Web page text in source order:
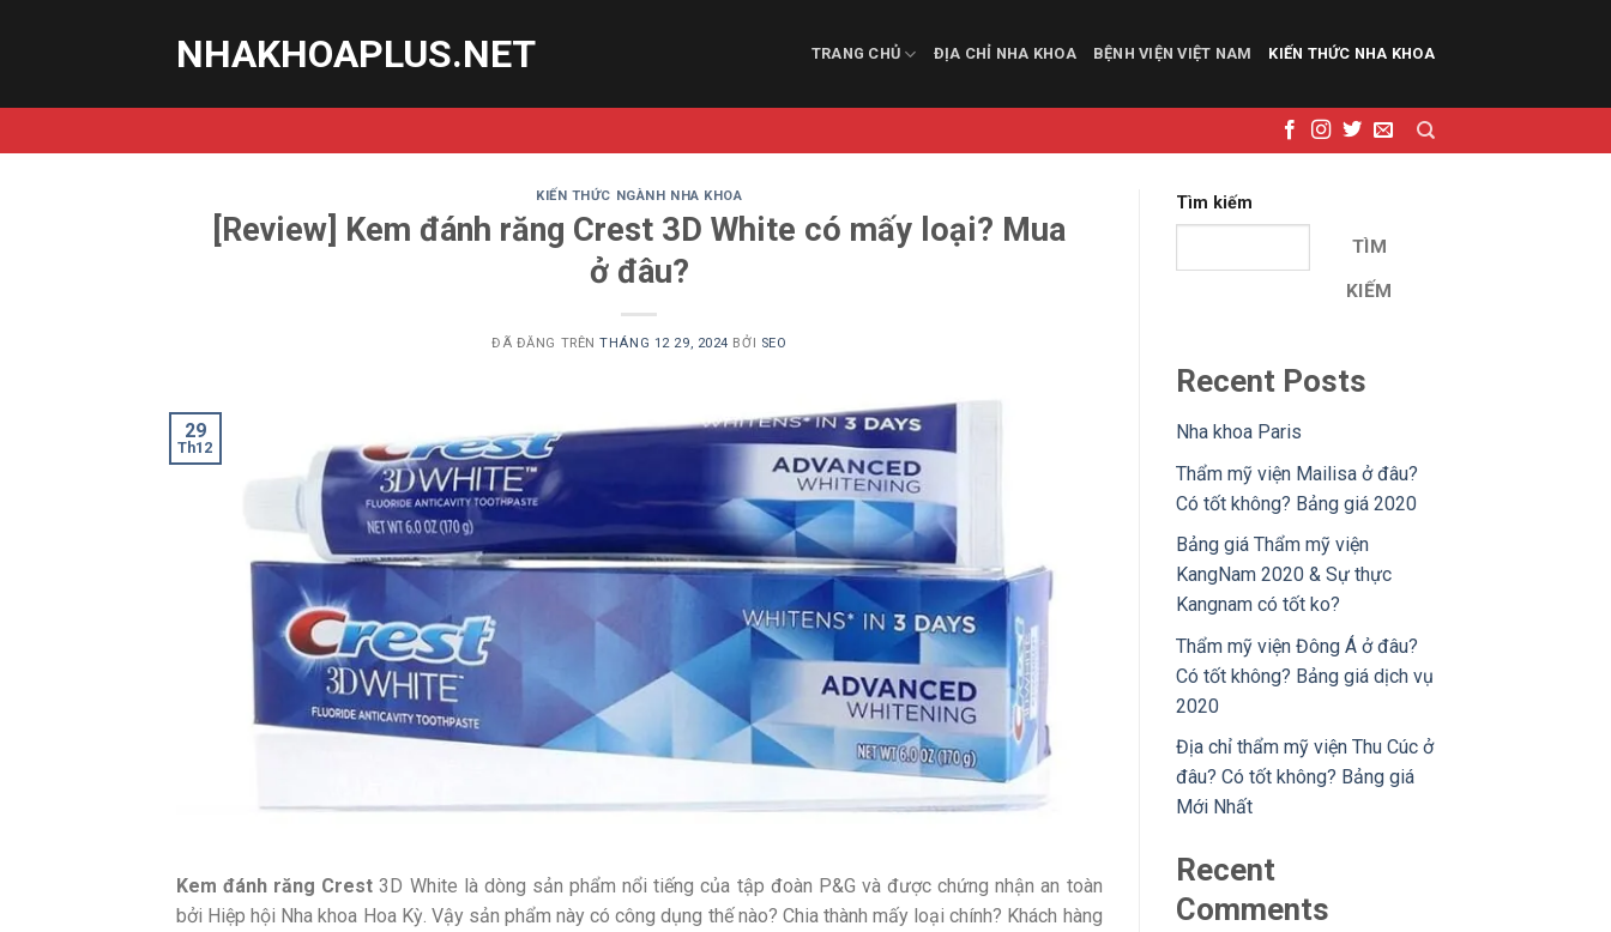
dung
NHAKHOAPLUS.NET TRANG CHỦ ĐỊA CHỈ NHA KHOA BỆNH VIỆN VIỆT NAM KIẾN THỨC NHA KHOA
KIẾN THỨC NGÀNH NHA KHOA
[Review] Kem đánh răng Crest 3D White có mấy loại? Mua
ở đâu?
ĐÃ ĐĂNG TRÊNTHÁNG 12 29, 2024 BỞI SEO
29
Th12
Kem đánh răng Crest 3D White là dòng sản phẩm nổi tiếng của tập đoàn P&G và được chứng nhận an toàn
bởi Hiệp hội Nha khoa Hoa Kỳ. Vậy sản phẩm này có công dụng thế nào? Chia thành mấy loại chính? Khách hàng
Tìm kiếm
TÌM
KIẾM
Recent Posts
Nha khoa Paris
Thẩm mỹ viện Mailisa ở đâu?
Có tốt không? Bảng giá 2020
Bảng giá Thẩm mỹ viện
KangNam 2020 & Sự thực
Kangnam có tốt ko?
Thẩm mỹ viện Đông Á ở đâu?
Có tốt không? Bảng giá dịch vụ
2020
Địa chỉ thẩm mỹ viện Thu Cúc ở
đâu? Có tốt không? Bảng giá
Mới Nhất
Recent
Comments